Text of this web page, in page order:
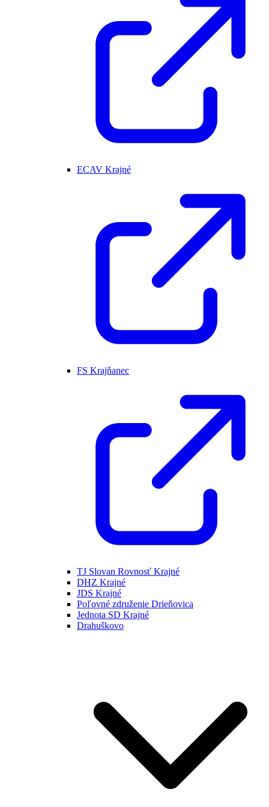
ECAV Krajné
FS Krajňanec
TJ Slovan Rovnosť Krajné
DHZ Krajné
JDS Krajné
Poľovné združenie Drieňovica
Jednota SD Krajné
Drahuškovo